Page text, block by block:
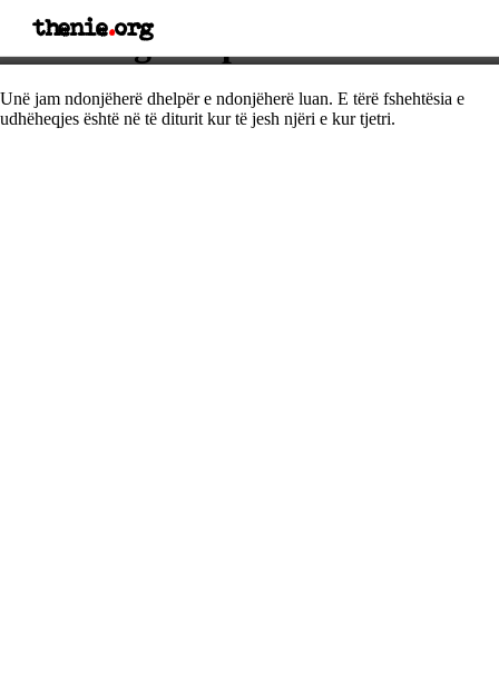
thenie.org
Thënie nga Napoleoni
Unë jam ndonjëherë dhelpër e ndonjëherë luan. E tërë fshehtësia e
udhëheqjes është në të diturit kur të jesh njëri e kur tjetri.